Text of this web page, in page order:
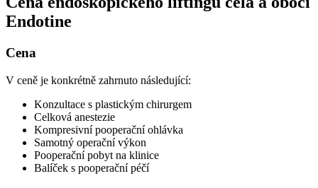
Endotine
Cena
V ceně je konkrétně zahrnuto následující:
Konzultace s plastickým chirurgem
Celková anestezie
Kompresivní pooperační ohlávka
Samotný operační výkon
Pooperační pobyt na klinice
Balíček s pooperační péčí